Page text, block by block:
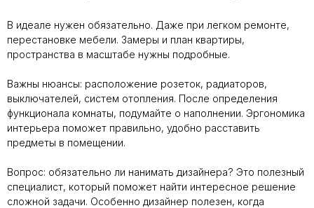
В идеале нужен обязательно. Даже при легком ремонте,
перестановке мебели. Замеры и план квартиры,
пространства в масштабе нужны подробные.
Важны нюансы: расположение розеток, радиаторов,
выключателей, систем отопления. После определения
функционала комнаты, подумайте о наполнении. Эргономика
интерьера поможет правильно, удобно расставить
предметы в помещении.
Вопрос: обязательно ли нанимать дизайнера? Это полезный
специалист, который поможет найти интересное решение
сложной задачи. Особенно дизайнер полезен, когда